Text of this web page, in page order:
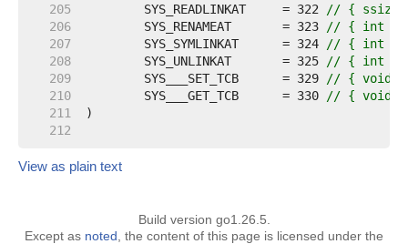
   205
	SYS_READLINKAT     = 322
// {
   206
	SYS_RENAMEAT       = 323
// { int
   207
	SYS_SYMLINKAT      = 324
// { int
   208
	SYS_UNLINKAT       = 325
// { int
   209
	SYS___SET_TCB      = 329
// { void
   210
	SYS___GET_TCB      = 330
// { void
   211
   212
View as plain text
Build version go1.26.5.
Except as noted , the content of this page is licensed under the